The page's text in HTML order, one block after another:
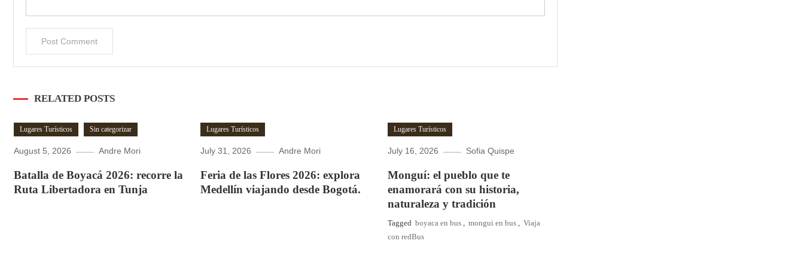
RELATED POSTS
Lugares Turísticos Sin categorizar
August 5, 2026 Andre Mori
Batalla de Boyacá 2026: recorre la
Ruta Libertadora en Tunja
Lugares Turísticos
July 31, 2026 Andre Mori
Feria de las Flores 2026: explora
Medellín viajando desde Bogotá.
Lugares Turísticos
July 16, 2026 Sofia Quispe
Monguí: el pueblo que te
enamorará con su historia,
naturaleza y tradición
Tagged boyaca en bus , mongui en bus , Viaja
con redBus